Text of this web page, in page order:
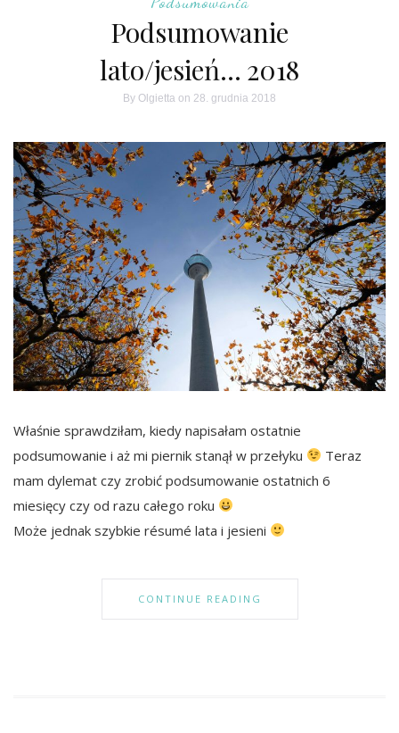
Podsumowanie
lato/jesień… 2018
By Olgietta on 28. grudnia 2018
Właśnie sprawdziłam, kiedy napisałam ostatnie
podsumowanie i aż mi piernik stanął w przełyku
Teraz
mam dylemat czy zrobić podsumowanie ostatnich 6
miesięcy czy od razu całego roku
Może jednak szybkie résumé lata i jesieni
CONTINUE READING